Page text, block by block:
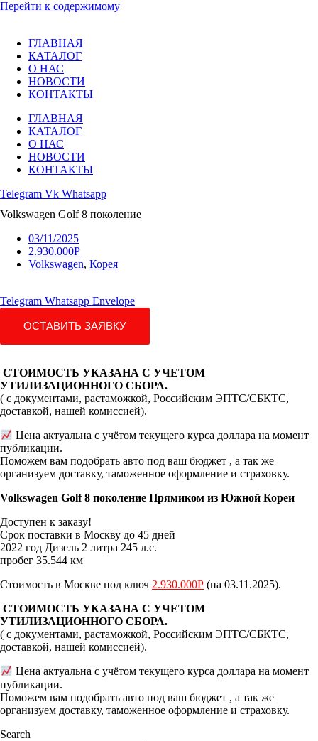
Перейти к содержимому
ГЛАВНАЯ
КАТАЛОГ
О НАС
НОВОСТИ
КОНТАКТЫ
ГЛАВНАЯ
КАТАЛОГ
О НАС
НОВОСТИ
КОНТАКТЫ
Telegram Vk Whatsapp
Volkswagen Golf 8 поколение
03/11/2025
2.930.000Р
Volkswagen, Корея
Telegram Whatsapp Envelope
ОСТАВИТЬ ЗАЯВКУ
СТОИМОСТЬ УКАЗАНА С УЧЕТОМ
УТИЛИЗАЦИОННОГО СБОРА.
( с документами, растаможкой, Российским ЭПТС/СБКТС,
доставкой, нашей комиссией).
Цена актуальна с учётом текущего курса доллара на момент
публикации.
Поможем вам подобрать авто под ваш бюджет , а так же
организуем доставку, таможенное оформление и страховку.
Volkswagen Golf 8 поколение Прямиком из Южной Кореи
Доступен к заказу!
Срок поставки в Москву до 45 дней
2022 год Дизель 2 литра 245 л.с.
пробег 35.544 км
Стоимость в Москве под ключ 2.930.000Р (на 03.11.2025).
СТОИМОСТЬ УКАЗАНА С УЧЕТОМ
УТИЛИЗАЦИОННОГО СБОРА.
( с документами, растаможкой, Российским ЭПТС/СБКТС,
доставкой, нашей комиссией).
Цена актуальна с учётом текущего курса доллара на момент
публикации.
Поможем вам подобрать авто под ваш бюджет , а так же
организуем доставку, таможенное оформление и страховку.
Search